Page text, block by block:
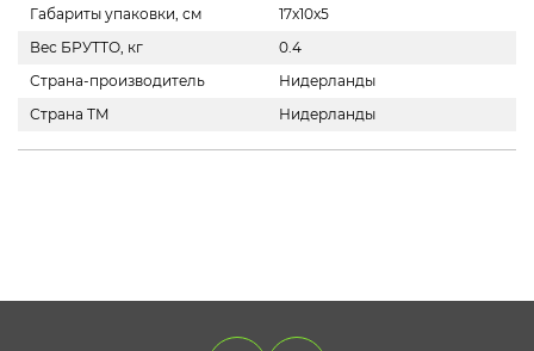
Габариты упаковки, см
17x10x5
Вес БРУТТО, кг
0.4
Страна-производитель
Нидерланды
Страна ТМ
Нидерланды